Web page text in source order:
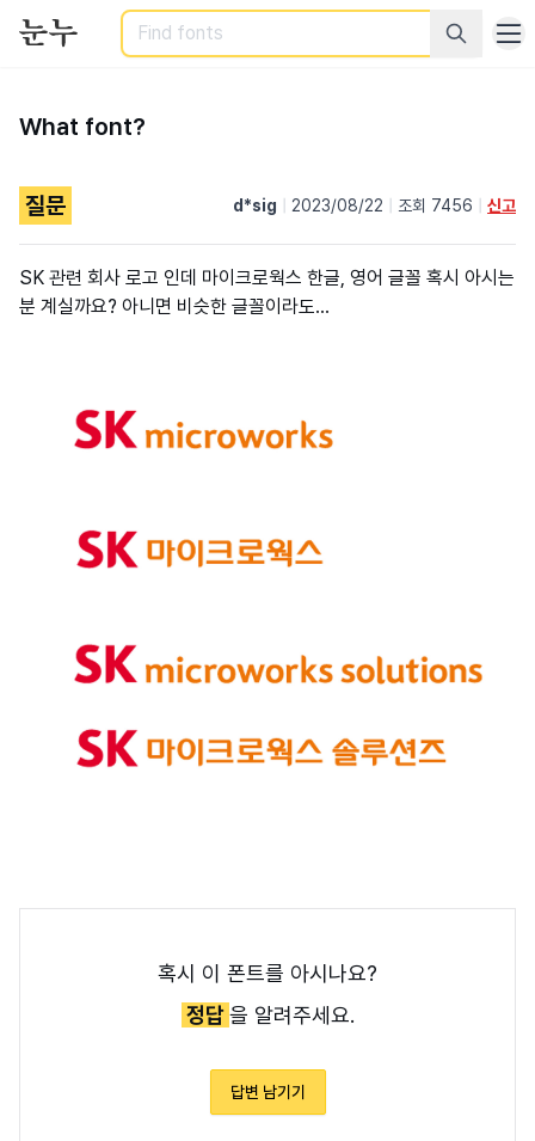
Search
What font?
질문 d*sig 2023/08/22 조회 7456 신고
SK 관련 회사 로고 인데 마이크로웍스 한글, 영어 글꼴 혹시 아시는
분 계실까요? 아니면 비슷한 글꼴이라도...
혹시 이 폰트를 아시나요?
정답을 알려주세요.
답변 남기기